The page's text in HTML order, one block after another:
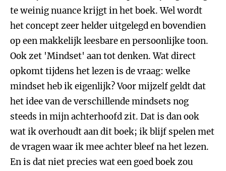
te weinig nuance krijgt in het boek. Wel wordt
het concept zeer helder uitgelegd en bovendien
op een makkelijk leesbare en persoonlijke toon.
Ook zet 'Mindset' aan tot denken. Wat direct
opkomt tijdens het lezen is de vraag: welke
mindset heb ik eigenlijk? Voor mijzelf geldt dat
het idee van de verschillende mindsets nog
steeds in mijn achterhoofd zit. Dat is dan ook
wat ik overhoudt aan dit boek; ik blijf spelen met
de vragen waar ik mee achter bleef na het lezen.
En is dat niet precies wat een goed boek zou